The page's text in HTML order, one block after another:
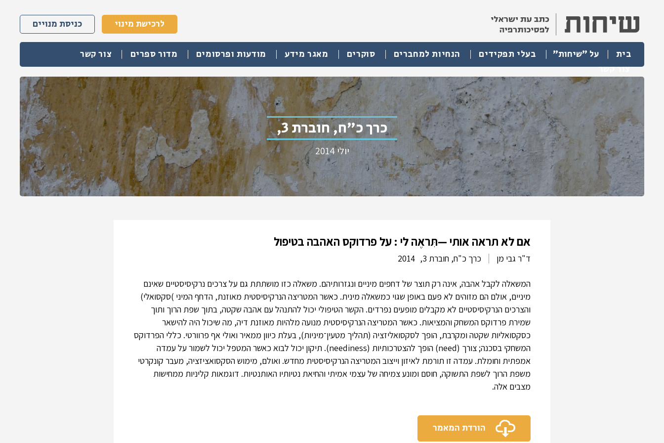
לרכישת מינוי כניסת מנויים
בית על "שיחות" בעלי תפקידים הנחיות למחברים סוקרים מאגר מידע מודעות ופרסומים מדור ספרים
צור קשר
צור קשר
כרך כ"ח, חוברת 3,
יולי 2014
אם לא תראה אותי —תִּראֶה לי : על פרדוקס האהבה בטיפול
ד"ר גבי מן כרך כ"ח, חוברת 3, 2014
המשאלה לקבל אהבה, אינה רק תוצר של דחפים מיניים ונגזרותיהם. משאלה כזו מושתתת גם על צרכים נרקיסיסטיים שאינם
מיניים, אולם הם מזוהים לא פעם באופן שגוי כמשאלה מינית. כאשר המטריצה הנרקיסיסטית מאוזנת, הדחף המיני )סקסואלי)
והצרכים הנרקיסיסטיים לא מקבלים מופעים נפרדים. הקשר הטיפולי יכול להתנהל עם אהבה שקטה, בתוך שפת הרוך ותוך
שמירת פרדוקס המשחק והמציאות. כאשר המטריצה הנרקיסיסטית מנועה מלהיות מאוזנת דיה, מה שיכול היה להישאר
כסקסואליות שקטה ומקרבת, הופך לסקסואליזציה (תהליך מטעין־מיניות), בעלת כיוון ממאיר ואולי אף פרוורטי. כללי הפרדוקס
המשחקי בסכנה; צורך (need) הופך להצטרכותיות (neediness). תיקון יכול לבוא כאשר המטפל יכול לשמור על עמדה
אמפתית וחומלת. עמדה זו תורמת לאיזון וייצוב המטריצה הנרקיסיסטית מחדש. ואולם, מימוש הסקסואציזציה, מעבר קונקרטי
משפת הרוך לשפת התשוקה, חוסם ומונע צמיחה של עצמי אמיתי והחיאת נטיותיו האותנטיות. דוגמאות קליניות ממחישות
מצבים אלה.
הורדת המאמר